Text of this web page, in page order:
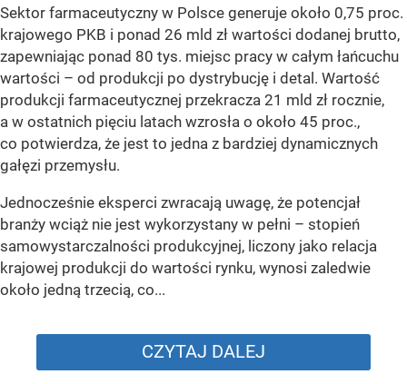
Sektor farmaceutyczny w Polsce generuje około 0,75 proc.
krajowego PKB i ponad 26 mld zł wartości dodanej brutto,
zapewniając ponad 80 tys. miejsc pracy w całym łańcuchu
wartości – od produkcji po dystrybucję i detal. Wartość
produkcji farmaceutycznej przekracza 21 mld zł rocznie,
a w ostatnich pięciu latach wzrosła o około 45 proc.,
co potwierdza, że jest to jedna z bardziej dynamicznych
gałęzi przemysłu.
Jednocześnie eksperci zwracają uwagę, że potencjał
branży wciąż nie jest wykorzystany w pełni – stopień
samowystarczalności produkcyjnej, liczony jako relacja
krajowej produkcji do wartości rynku, wynosi zaledwie
około jedną trzecią, co...
CZYTAJ DALEJ